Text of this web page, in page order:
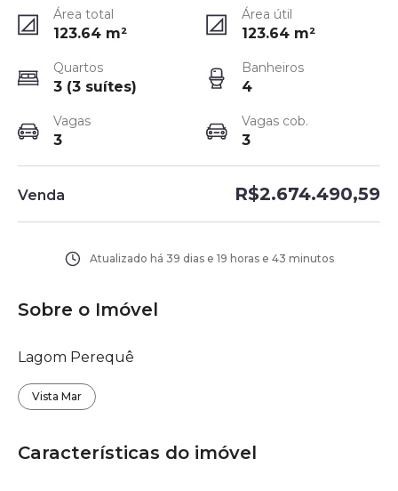
Área total
123.64 m²
Área útil
123.64 m²
Quartos
3 (3 suítes)
Banheiros
4
Vagas
3
Vagas cob.
3
Venda R$2.674.490,59
Atualizado há 39 dias e 19 horas e 43 minutos
Sobre o Imóvel
Lagom Perequê
Vista Mar
Características do imóvel